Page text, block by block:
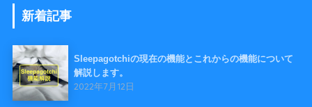
新着記事
Sleepagotchiの現在の機能とこれからの機能について
解説します。
2022年7月12日